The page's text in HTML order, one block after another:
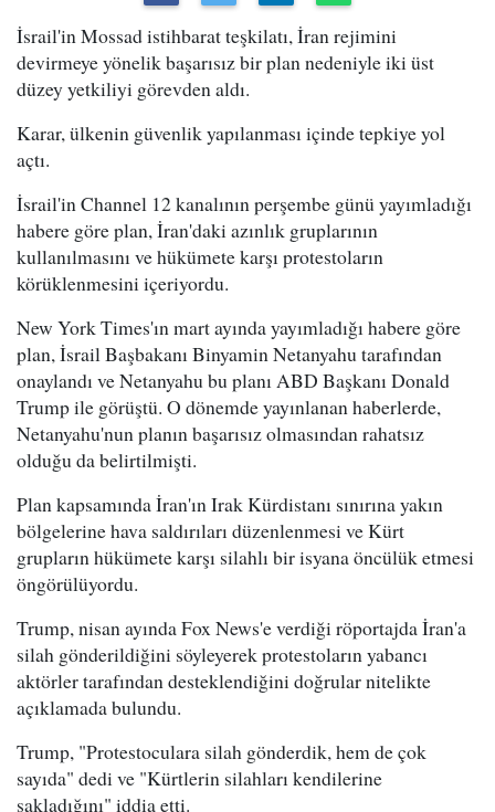
İsrail'in Mossad istihbarat teşkilatı, İran rejimini
devirmeye yönelik başarısız bir plan nedeniyle iki üst
düzey yetkiliyi görevden aldı.
Karar, ülkenin güvenlik yapılanması içinde tepkiye yol
açtı.
İsrail'in Channel 12 kanalının perşembe günü yayımladığı
habere göre plan, İran'daki azınlık gruplarının
kullanılmasını ve hükümete karşı protestoların
körüklenmesini içeriyordu.
New York Times'ın mart ayında yayımladığı habere göre
plan, İsrail Başbakanı Binyamin Netanyahu tarafından
onaylandı ve Netanyahu bu planı ABD Başkanı Donald
Trump ile görüştü. O dönemde yayınlanan haberlerde,
Netanyahu'nun planın başarısız olmasından rahatsız
olduğu da belirtilmişti.
Plan kapsamında İran'ın Irak Kürdistanı sınırına yakın
bölgelerine hava saldırıları düzenlenmesi ve Kürt
grupların hükümete karşı silahlı bir isyana öncülük etmesi
öngörülüyordu.
Trump, nisan ayında Fox News'e verdiği röportajda İran'a
silah gönderildiğini söyleyerek protestoların yabancı
aktörler tarafından desteklendiğini doğrular nitelikte
açıklamada bulundu.
Trump, "Protestoculara silah gönderdik, hem de çok
sayıda" dedi ve "Kürtlerin silahları kendilerine
sakladığını" iddia etti.